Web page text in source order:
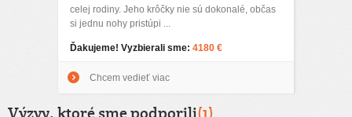
celej rodiny. Jeho krôčky nie sú dokonalé, občas
si jednu nohy pristúpi ...
Ďakujeme! Vyzbierali sme: 4180 €
Chcem vedieť viac